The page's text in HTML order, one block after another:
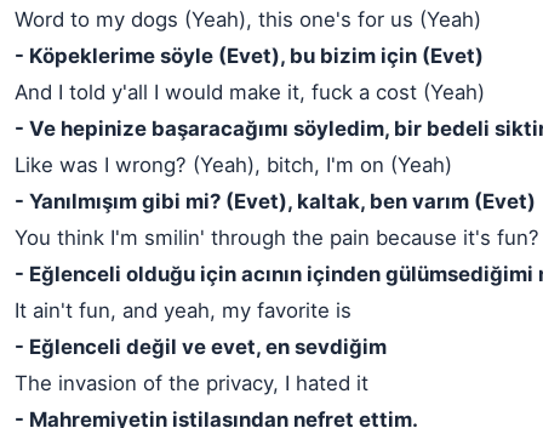
Word to my dogs (Yeah), this one's for us (Yeah)
- Köpeklerime söyle (Evet), bu bizim için (Evet)
And I told y'all I would make it, fuck a cost (Yeah)
- Ve hepinize başaracağımı söyledim, bir bedeli
Like was I wrong? (Yeah), bitch, I'm on (Yeah)
- Yanılmışım gibi mi? (Evet), kaltak, ben varım (Evet)
You think I'm smilin' through the pain because it's fun?
- Eğlenceli olduğu için acının içinden gülümsediğimi
It ain't fun, and yeah, my favorite is
- Eğlenceli değil ve evet, en sevdiğim
The invasion of the privacy, I hated it
- Mahremiyetin istilasından nefret ettim.